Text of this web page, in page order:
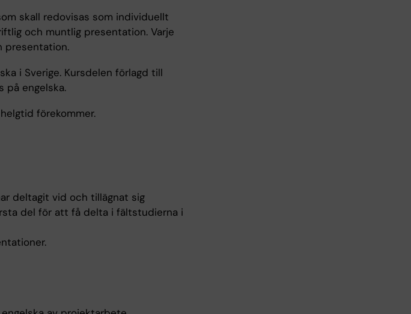
skall redovisas som individuellt
och muntlig presentation. Varje
presentation.
i Sverige. Kursdelen förlagd till
på engelska.
förekommer.
deltagit vid och tillägnat sig
del för att få delta i fältstudierna i